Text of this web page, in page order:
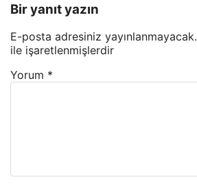
Bir yanıt yazın
E-posta adresiniz yayınlanmayacak.
ile işaretlenmişlerdir
Yorum *